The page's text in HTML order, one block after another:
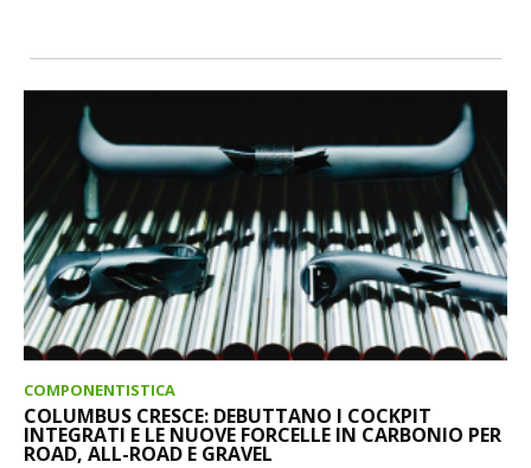
COMPONENTISTICA
COLUMBUS CRESCE: DEBUTTANO I COCKPIT
INTEGRATI E LE NUOVE FORCELLE IN CARBONIO PER
ROAD, ALL-ROAD E GRAVEL